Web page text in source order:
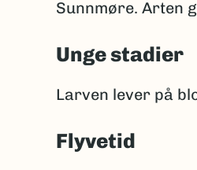
Sunnmøre. Arten
Unge stadier
Larven lever på
Flyvetid